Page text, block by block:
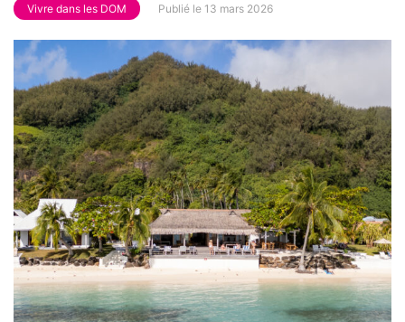
Vivre dans les DOM Publié le 13 mars 2026